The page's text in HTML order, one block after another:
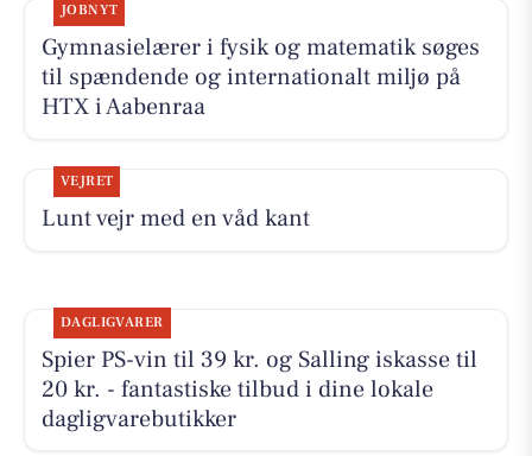
JOBNYT
Gymnasielærer i fysik og matematik søges
til spændende og internationalt miljø på
HTX i Aabenraa
VEJRET
Lunt vejr med en våd kant
DAGLIGVARER
Spier PS-vin til 39 kr. og Salling iskasse til
20 kr. - fantastiske tilbud i dine lokale
dagligvarebutikker